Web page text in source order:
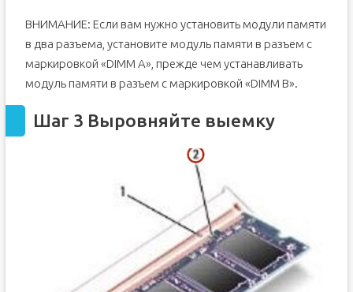
ВНИМАНИЕ: Если вам нужно установить модули памяти
в два разъема, установите модуль памяти в разъем с
маркировкой «DIMM A», прежде чем устанавливать
модуль памяти в разъем с маркировкой «DIMM B».
Шаг 3 Выровняйте выемку